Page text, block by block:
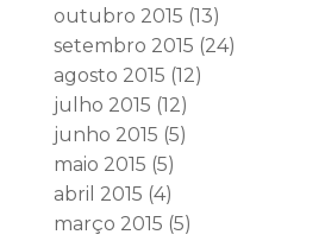
outubro 2015 (13)
setembro 2015 (24)
agosto 2015 (12)
julho 2015 (12)
junho 2015 (5)
maio 2015 (5)
abril 2015 (4)
março 2015 (5)